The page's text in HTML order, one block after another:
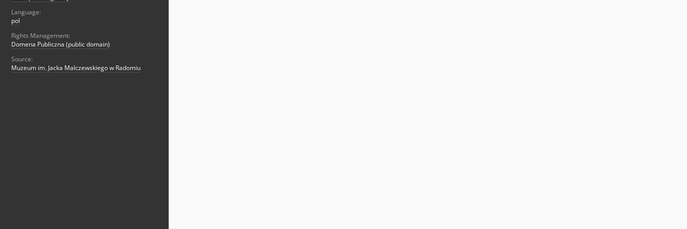
Language:
pol
Rights Management:
Domena Publiczna (public domain)
Source:
Muzeum im. Jacka Malczewskiego w Radomiu